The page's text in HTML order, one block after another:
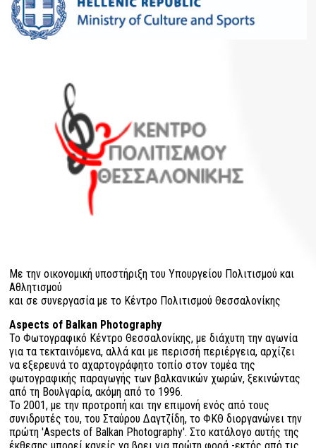
Με την οικονομική υποστήριξη του Υπουργείου Πολιτισμού και
Αθλητισμού
και σε συνεργασία με το Κέντρο Πολιτισμού Θεσσαλονίκης
Aspects of Balkan Photography
Το Φωτογραφικό Κέντρο Θεσσαλονίκης, με διάχυτη την αγωνία
για τα τεκταινόμενα, αλλά και με περισσή περιέργεια, αρχίζει
να εξερευνά το αχαρτογράφητο τοπίο στον τομέα της
φωτογραφικής παραγωγής των βαλκανικών χωρών, ξεκινώντας
από τη Βουλγαρία, ακόμη από το 1996.
Το 2001, με την προτροπή και την επιμονή ενός από τους
συνιδρυτές του, του Σταύρου Δαγτζίδη, το ΦΚΘ διοργανώνει την
πρώτη 'Aspects of Balkan Photography'. Στο κατάλογο αυτής της
έκθεσης μπορεί κανείς να βρει για πρώτη φορά -εκτός από τις